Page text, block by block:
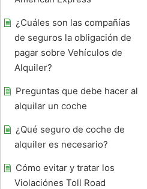
¿Cuáles son las compañías
de seguros la obligación de
pagar sobre Vehículos de
Alquiler?
Preguntas que debe hacer al
alquilar un coche
¿Qué seguro de coche de
alquiler es necesario?
Cómo evitar y tratar los
Violaciónes Toll Road